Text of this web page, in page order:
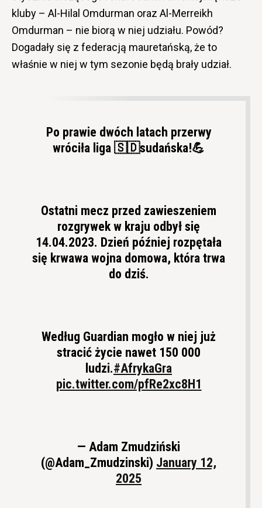
kluby – Al-Hilal Omdurman oraz Al-Merreikh
Omdurman – nie biorą w niej udziału. Powód?
Dogadały się z federacją mauretańską, że to
właśnie w niej w tym sezonie będą brały udział.
Po prawie dwóch latach przerwy
wróciła liga 🇸🇩sudańska!💪
Ostatni mecz przed zawieszeniem
rozgrywek w kraju odbył się
14.04.2023. Dzień później rozpętała
się krwawa wojna domowa, która trwa
do dziś.
Według Guardian mogło w niej już
stracić życie nawet 150 000
ludzi.#AfrykaGra
pic.twitter.com/pfRe2xc8H1
— Adam Zmudziński
(@Adam_Zmudzinski) January 12,
2025